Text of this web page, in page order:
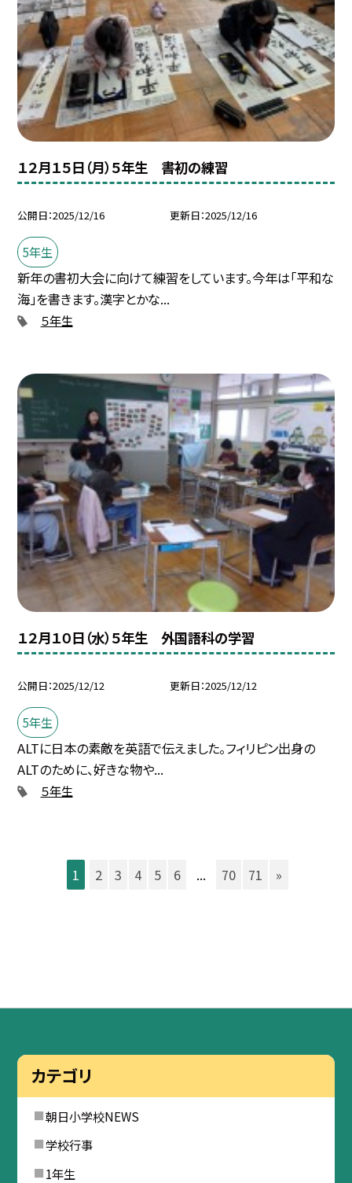
１２月１５日（月）５年生 書初の練習
公開日 2025/12/16 更新日 2025/12/16
5年生
新年の書初大会に向けて練習をしています。今年は「平和な
海」を書きます。漢字とかな...
５年生
１２月１０日（水）５年生 外国語科の学習
公開日 2025/12/12 更新日 2025/12/12
5年生
ALTに日本の素敵を英語で伝えました。フィリピン出身の
ALTのために、好きな物や...
５年生
1 2 3 4 5 6 ... 70 71 »
カテゴリ
朝日小学校NEWS
学校行事
1年生